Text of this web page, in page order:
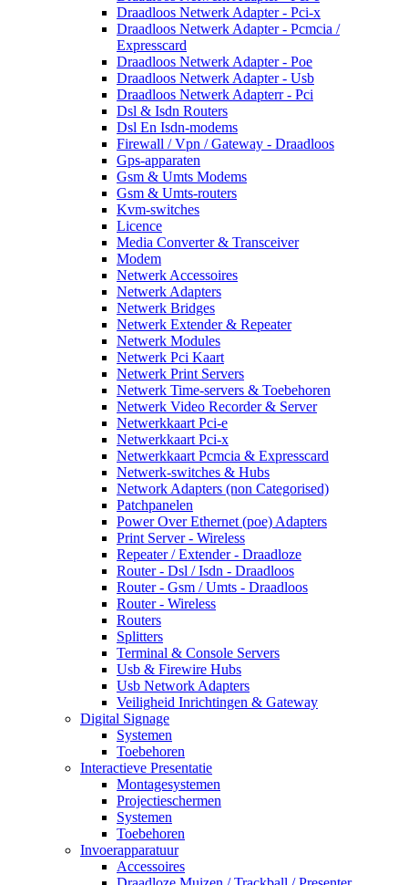
Draadloos Netwerk Adapter - Pci-x
Draadloos Netwerk Adapter - Pcmcia /
Expresscard
Draadloos Netwerk Adapter - Poe
Draadloos Netwerk Adapter - Usb
Draadloos Netwerk Adapterr - Pci
Dsl & Isdn Routers
Dsl En Isdn-modems
Firewall / Vpn / Gateway - Draadloos
Gps-apparaten
Gsm & Umts Modems
Gsm & Umts-routers
Kvm-switches
Licence
Media Converter & Transceiver
Modem
Netwerk Accessoires
Netwerk Adapters
Netwerk Bridges
Netwerk Extender & Repeater
Netwerk Modules
Netwerk Pci Kaart
Netwerk Print Servers
Netwerk Time-servers & Toebehoren
Netwerk Video Recorder & Server
Netwerkkaart Pci-e
Netwerkkaart Pci-x
Netwerkkaart Pcmcia & Expresscard
Netwerk-switches & Hubs
Network Adapters (non Categorised)
Patchpanelen
Power Over Ethernet (poe) Adapters
Print Server - Wireless
Repeater / Extender - Draadloze
Router - Dsl / Isdn - Draadloos
Router - Gsm / Umts - Draadloos
Router - Wireless
Routers
Splitters
Terminal & Console Servers
Usb & Firewire Hubs
Usb Network Adapters
Veiligheid Inrichtingen & Gateway
Digital Signage
Systemen
Toebehoren
Interactieve Presentatie
Montagesystemen
Projectieschermen
Systemen
Toebehoren
Invoerapparatuur
Accessoires